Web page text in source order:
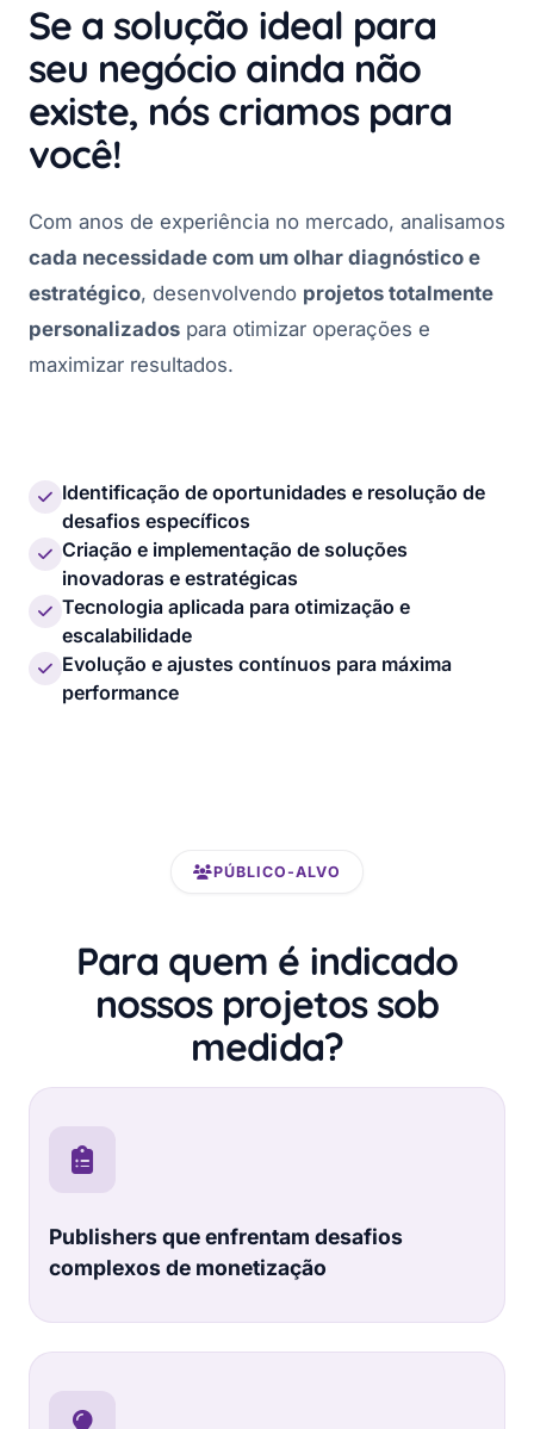
Se a solução ideal para
seu negócio ainda não
existe, nós criamos para
você!
Com anos de experiência no mercado, analisamos
cada necessidade com um olhar diagnóstico e
estratégico, desenvolvendo projetos totalmente
personalizados para otimizar operações e
maximizar resultados.
Identificação de oportunidades e resolução de
desafios específicos
Criação e implementação de soluções
inovadoras e estratégicas
Tecnologia aplicada para otimização e
escalabilidade
Evolução e ajustes contínuos para máxima
performance
PÚBLICO-ALVO
Para quem é indicado
nossos projetos sob
medida?
Publishers que enfrentam desafios
complexos de monetização